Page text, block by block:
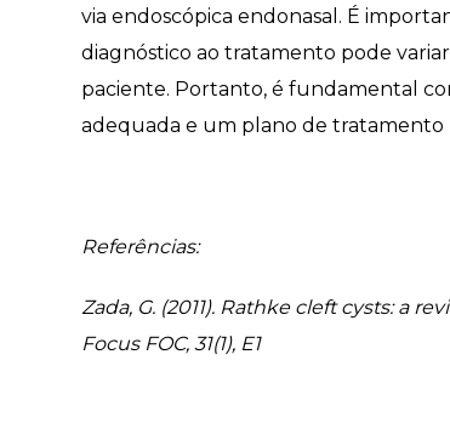
via endoscópica endonasal. É
diagnóstico ao tratamento pode
paciente. Portanto, é fundamental
adequada e um plano de tratamento
Referências:
Zada, G. (2011). Rathke cleft cysts: a
Focus FOC, 31(1), E1